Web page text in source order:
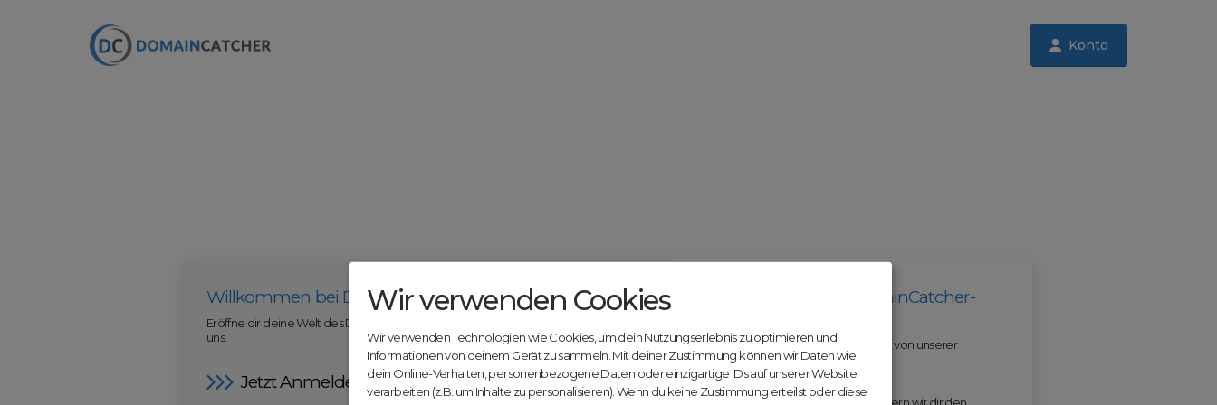
Konto
Willkommen bei DomainCatcher.com
Eröffne dir deine Welt des Domainhandels mit deiner kostenlosen Anmeldung bei
uns.
Jetzt Anmelden
Werde jetzt Teil der DomainCatcher-
Nutze unsere Erfahrung und profitiere von unserer
innovativen Plattform:
Mit Domex und ODM erleichtern wir dir den
Wir verwenden Cookies
Wir verwenden Technologien wie Cookies, um dein Nutzungserlebnis zu optimieren und
Informationen von deinem Gerät zu sammeln. Mit deiner Zustimmung können wir Daten wie
dein Online-Verhalten, personenbezogene Daten oder einzigartige IDs auf unserer Website
verarbeiten (z.B. um Inhalte zu personalisieren). Wenn du keine Zustimmung erteilst oder diese